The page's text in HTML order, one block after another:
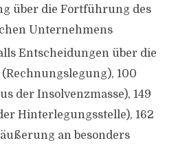
über die Fortführung des
Unternehmens
Entscheidungen über die
100
der Insolvenzmasse), 149
Hinterlegungsstelle), 162
an besonders